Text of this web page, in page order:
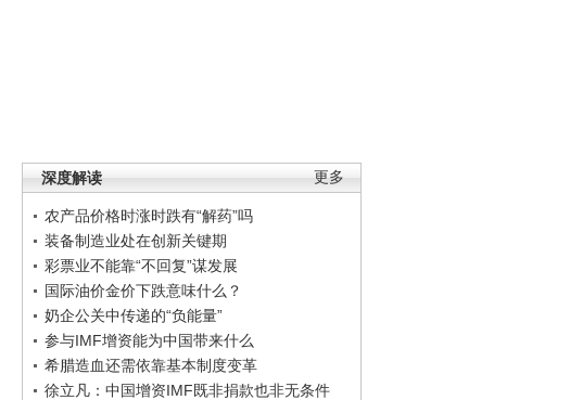
更多
深度解读
农产品价格时涨时跌有“解药”吗
装备制造业处在创新关键期
彩票业不能靠“不回复”谋发展
国际油价金价下跌意味什么？
奶企公关中传递的“负能量”
参与IMF增资能为中国带来什么
希腊造血还需依靠基本制度变革
徐立凡：中国增资IMF既非捐款也非无条件